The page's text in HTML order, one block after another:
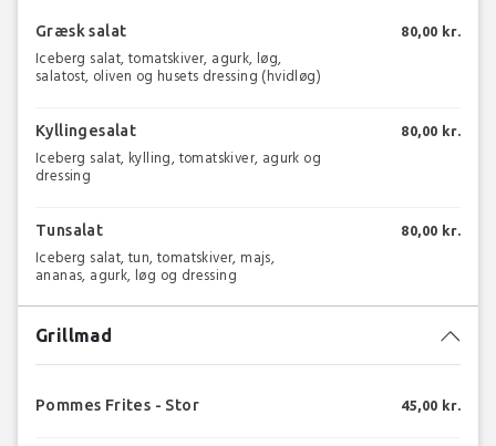
Græsk salat
Iceberg salat, tomatskiver, agurk, løg,
salatost, oliven og husets dressing (hvidløg)
80,00 kr.
Kyllingesalat
Iceberg salat, kylling, tomatskiver, agurk og
dressing
80,00 kr.
Tunsalat
Iceberg salat, tun, tomatskiver, majs,
ananas, agurk, løg og dressing
80,00 kr.
Grillmad
Pommes Frites - Stor 45,00 kr.